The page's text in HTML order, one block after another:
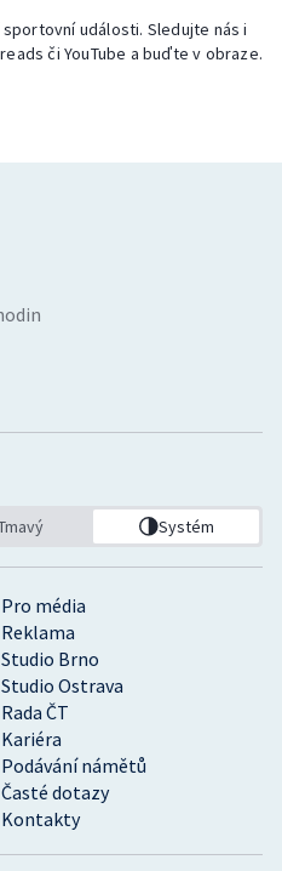
události. Sledujte nás i
či YouTube a buďte v obraze.
Pro média
Reklama
Studio Brno
Studio Ostrava
Rada ČT
Kariéra
Podávání námětů
Časté dotazy
Kontakty
Systém